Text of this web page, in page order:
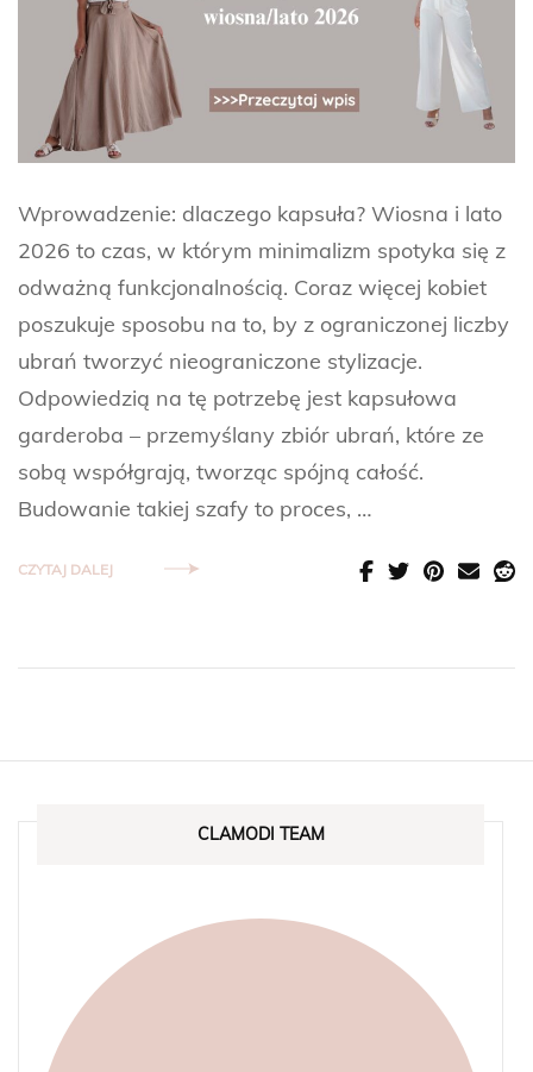
Wprowadzenie: dlaczego kapsuła? Wiosna i lato
2026 to czas, w którym minimalizm spotyka się z
odważną funkcjonalnością. Coraz więcej kobiet
poszukuje sposobu na to, by z ograniczonej liczby
ubrań tworzyć nieograniczone stylizacje.
Odpowiedzią na tę potrzebę jest kapsułowa
garderoba – przemyślany zbiór ubrań, które ze
sobą współgrają, tworząc spójną całość.
Budowanie takiej szafy to proces, …
CZYTAJ DALEJ
CLAMODI TEAM